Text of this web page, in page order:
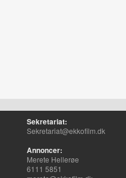
Sekretariat:
Sekretariat@ekkofilm.dk
Annoncer:
Merete Hellerøe
6111 5851